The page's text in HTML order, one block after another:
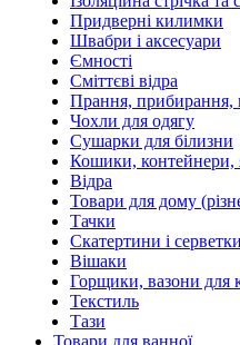
Придверні килимки
Швабри і аксесуари
Ємності
Сміттєві відра
Прання, прибирання,
Чохли для одягу
Сушарки для білизни
Кошики, контейнери,
Відра
Товари для дому
Тачки
Скатертини і
Вішаки
Горщики, вазони для
Текстиль
Тази
Товари для ванної